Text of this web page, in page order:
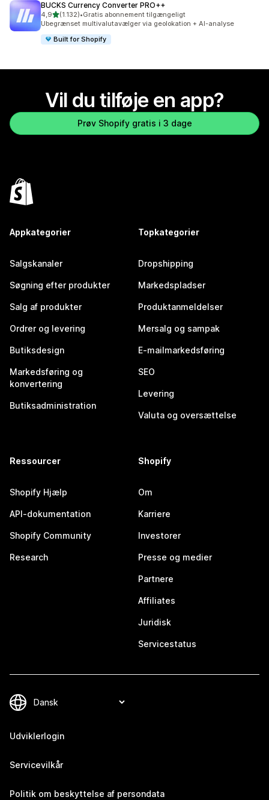
BUCKS Currency Converter PRO++
4,9ud af 5 stjerner
(1.132)
1132 anmeldelser i alt
•Gratis abonnement tilgængeligt
Ubegrænset multivalutavælger via geolokation + AI-analyse
Built for Shopify
Vil du tilføje en app?
Prøv Shopify gratis i 3 dage
Appkategorier
Salgskanaler
Søgning efter produkter
Salg af produkter
Ordrer og levering
Butiksdesign
Markedsføring og
konvertering
Butiksadministration
Topkategorier
Dropshipping
Markedspladser
Produktanmeldelser
Mersalg og sampak
E-mailmarkedsføring
SEO
Levering
Valuta og oversættelse
Ressourcer
Shopify Hjælp
API-dokumentation
Shopify Community
Research
Shopify
Om
Karriere
Investorer
Presse og medier
Partnere
Affiliates
Juridisk
Servicestatus
Udviklerlogin
Servicevilkår
Politik om beskyttelse af persondata